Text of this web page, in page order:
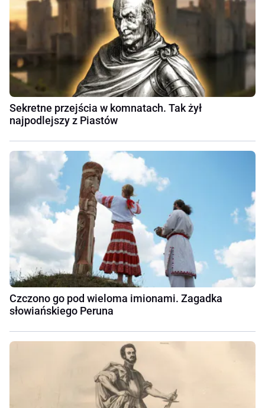
Sekretne przejścia w komnatach. Tak żył
najpodlejszy z Piastów
Czczono go pod wieloma imionami. Zagadka
słowiańskiego Peruna